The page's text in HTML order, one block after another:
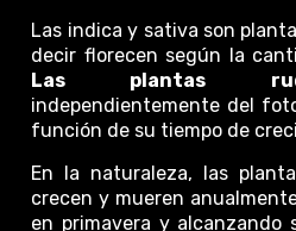
Las indica y sativa son
decir florecen según la
Las plantas
independientemente del
función de su tiempo de
En la naturaleza, las
crecen y mueren
en primavera y alcanzando